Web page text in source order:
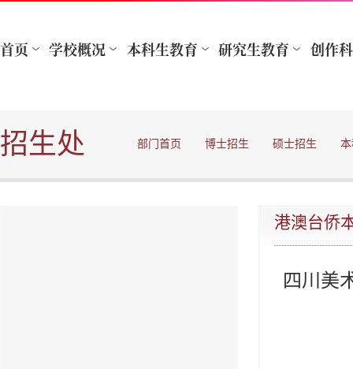
招生处 部门首页 博士招生 硕士招生
港澳台侨
四川美